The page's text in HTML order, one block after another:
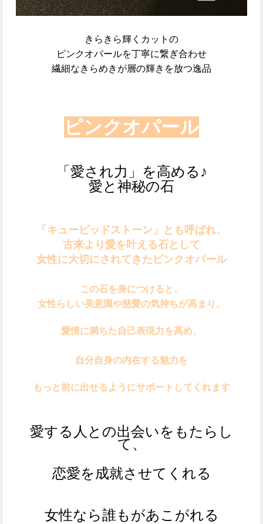
きらきら輝くカットの
ピンクオパールを丁寧に繋ぎ合わせ
繊細なきらめきが層の輝きを放つ逸品
ピンクオパール
「愛され力」を高める♪
愛と神秘の石
「キューピッドストーン」とも呼ばれ、
古来より愛を叶える石として
女性に大切にされてきたピンクオパール
この石を身につけると、
女性らしい美意識や慈愛の気持ちが高まり、
愛情に満ちた自己表現力を高め、
自分自身の内在する魅力を
もっと前に出せるようにサポートしてくれます
愛する人との出会いをもたらし
て、
恋愛を成就させてくれる
女性なら誰もがあこがれる